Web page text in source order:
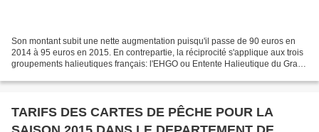
Son montant subit une nette augmentation puisqu'il passe de 90 euros en
2014 à 95 euros en 2015. En contrepartie, la réciprocité s'applique aux trois
groupements halieutiques français: l'EHGO ou Entente Halieutique du Grand
TARIFS DES CARTES DE PÊCHE POUR LA